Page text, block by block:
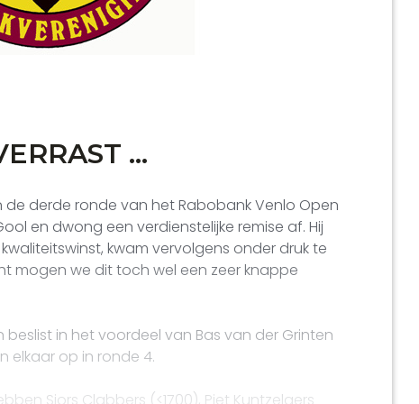
…
de derde ronde van het Rabobank Venlo Open
en dwong een verdienstelijke remise af. Hij
kwam vervolgens onder druk te
mogen we dit toch wel een zeer knappe
in het voordeel van Bas van der Grinten
elkaar op in ronde 4.